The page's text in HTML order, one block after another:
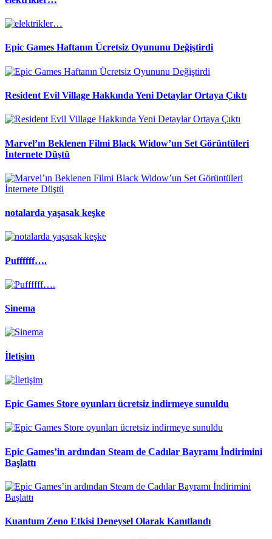
Epic Games Haftanın Ücretsiz Oyununu Değiştirdi
Resident Evil Village Hakkında Yeni Detaylar Ortaya Çıktı
Marvel’ın Beklenen Filmi Black Widow’un Set Görüntüleri
İnternete Düştü
notalarda yaşasak keşke
Puffffff….
Sinema
İletişim
Epic Games Store oyunları ücretsiz indirmeye sunuldu
Epic Games’in ardından Steam de Cadılar Bayramı İndirimini
Başlattı
Kuantum Zeno Etkisi Deneysel Olarak Kanıtlandı